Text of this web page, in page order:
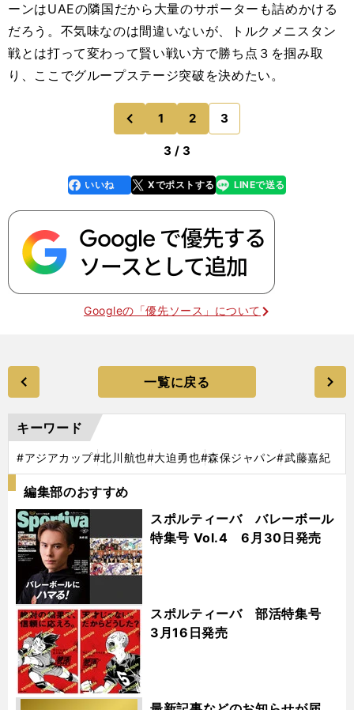
ーンはUAEの隣国だから大量のサポーターも詰めかける
だろう。不気味なのは間違いないが、トルクメニスタン
戦とは打って変わって賢い戦い方で勝ち点３を掴み取
り、ここでグループステージ突破を決めたい。
前
のページへ
1 2 3
3 / 3
faceboo
k
いいね Xでポストする
line LINEで送る
Googleの「優先ソース」について
一覧に戻る
キーワード
#アジアカップ#北川航也#大迫勇也#森保ジャパン#武藤嘉紀
編集部のおすすめ
スポルティーバ バレーボール
特集号 Vol.4 6月30日発売
スポルティーバ 部活特集号
3月16日発売